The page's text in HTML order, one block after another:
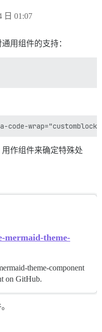
日 01:07
用组件的支持：
用作组件来确定特殊处
mermaid-theme-
theme-component
on GitHub.